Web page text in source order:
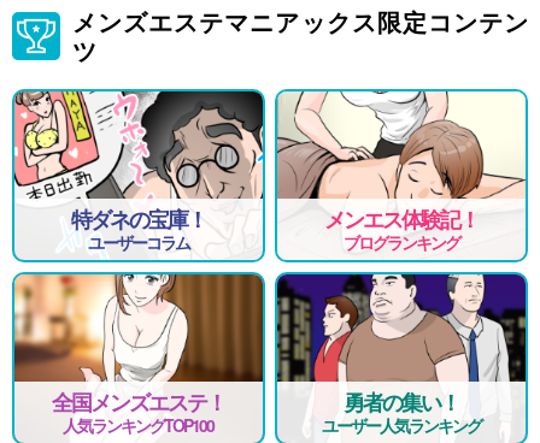
メンズエステマニアックス限定コンテン
ツ
特ダネの宝庫！
ユーザーコラム
メンエス体験記！
ブログランキング
全国メンズエステ！
人気ランキングTOP100
勇者の集い！
ユーザー人気ランキング